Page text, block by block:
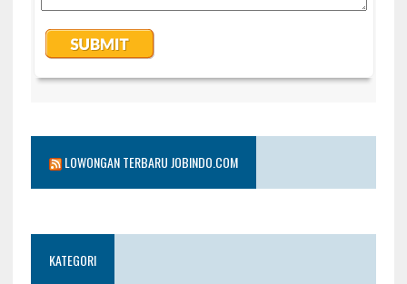
LOWONGAN TERBARU JOBINDO.COM
KATEGORI